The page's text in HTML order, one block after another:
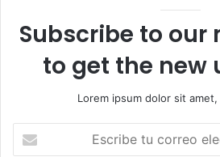
Subscribe to
to get the new
Lorem ipsum dolor sit